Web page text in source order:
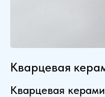
Кварцевая
Кварцевая